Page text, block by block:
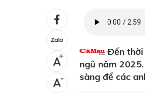
+
-
Ðến thời
ngũ năm
sàng để các